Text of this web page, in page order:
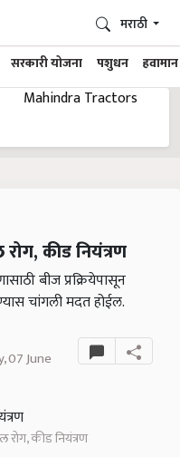
सरकारी योजना पशुधन हवामान
मराठी
कीड नियंत्रण
बीज प्रक्रियेपासून
चांगली मदत होईल.
07 June
रोग, कीड नियंत्रण